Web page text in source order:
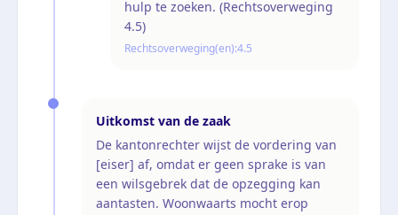
hulp te zoeken. (Rechtsoverweging
4.5)
Rechtsoverweging(en):4.5
Uitkomst van de zaak
De kantonrechter wijst de vordering van
[eiser] af, omdat er geen sprake is van
een wilsgebrek dat de opzegging kan
aantasten. Woonwaarts mocht erop